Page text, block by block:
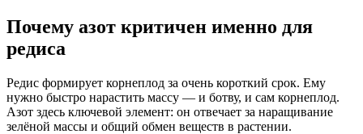
Почему азот критичен именно для
редиса
Редис формирует корнеплод за очень короткий срок. Ему
нужно быстро нарастить массу — и ботву, и сам корнеплод.
Азот здесь ключевой элемент: он отвечает за наращивание
зелёной массы и общий обмен веществ в растении.